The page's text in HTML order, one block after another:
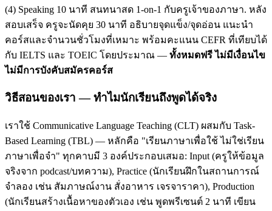
(4) Speaking 10 นาที สนทนาสด 1-on-1 กับครูเจ้าของภาษา. หลัง
สอบเสร็จ ครูจะนัดคุย 30 นาที อธิบายจุดแข็ง/จุดอ่อน แนะนำ
คอร์สและจำนวนชั่วโมงที่เหมาะ พร้อมคะแนน CEFR ที่เทียบได้
กับ IELTS และ TOEIC โดยประมาณ — ทั้งหมดฟรี ไม่มีเงื่อนไข
ไม่มีการบังคับสมัครคอร์ส
วิธีสอนของเรา — ทำไมนักเรียนถึงพูดได้จริง
เราใช้ Communicative Language Teaching (CLT) ผสมกับ Task-
Based Learning (TBL) — หลักคือ "เรียนภาษาเพื่อใช้ ไม่ใช่เรียน
ภาษาเพื่อจำ" ทุกคาบมี 3 องค์ประกอบเสมอ: Input (ครูให้ข้อมูล
จริงจาก podcast/บทความ), Practice (นักเรียนฝึกในสถานการณ์
จำลอง เช่น สัมภาษณ์งาน สั่งอาหาร เจรจาราคา), Production
(นักเรียนสร้างเนื้อหาของตัวเอง เช่น พูดพรีเซนต์ 2 นาที เขียน